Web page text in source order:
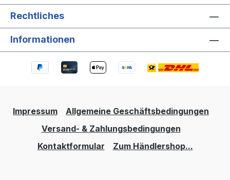
Rechtliches
Informationen
Impressum
Allgemeine Geschäftsbedingungen
Versand- & Zahlungsbedingungen
Kontaktformular
Zum Händlershop...